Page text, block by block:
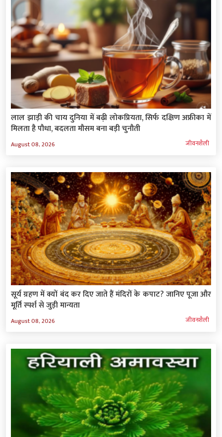
लाल झाड़ी की चाय दुनिया में बढ़ी लोकप्रियता, सिर्फ दक्षिण अफ्रीका में
मिलता है पौधा, बदलता मौसम बना बड़ी चुनौती
August 08, 2026 जीवनशैली
सूर्य ग्रहण में क्यों बंद कर दिए जाते हैं मंदिरों के कपाट? जानिए पूजा और
मूर्ति स्पर्श से जुड़ी मान्यता
August 08, 2026 जीवनशैली